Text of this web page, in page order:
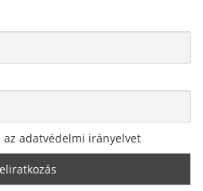
az adatvédelmi irányelvet